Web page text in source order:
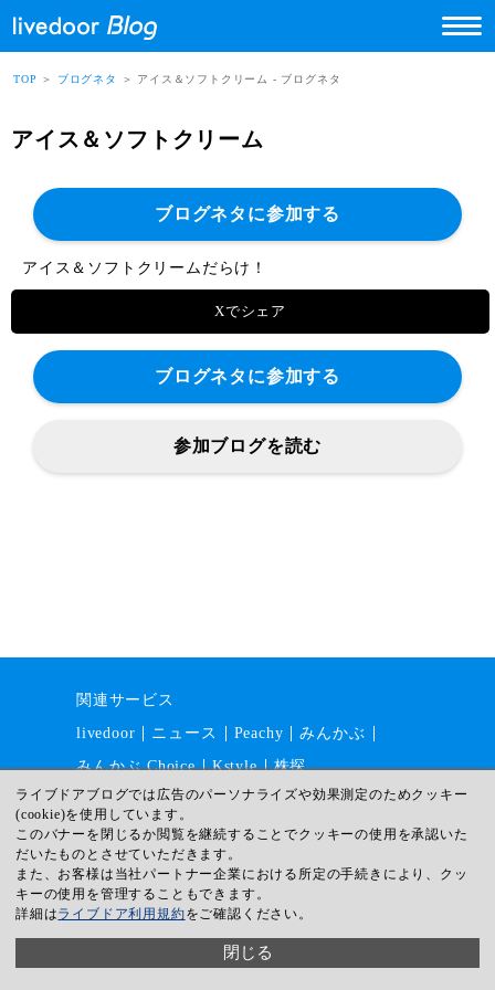
TOP ＞ ブログネタ ＞ アイス＆ソフトクリーム - ブログネタ
アイス＆ソフトクリーム
ブログネタに参加する
アイス＆ソフトクリームだらけ！
Xでシェア
ブログネタに参加する
参加ブログを読む
関連サービス
livedoor
ニュース Peachy
みんかぶ
みんかぶ Choice
Kstyle 株探
運営会社 採用情報
利用規約
ガイドライン
サイトマップ
プライバシー
ヘルプ
ライブドアブログでは広告のパーソナライズや効果測定のためクッキー
(cookie)を使用しています。
このバナーを閉じるか閲覧を継続することでクッキーの使用を承認いた
だいたものとさせていただきます。
また、お客様は当社パートナー企業における所定の手続きにより、クッ
キーの使用を管理することもできます。
詳細はライブドア利用規約をご確認ください。
閉じる